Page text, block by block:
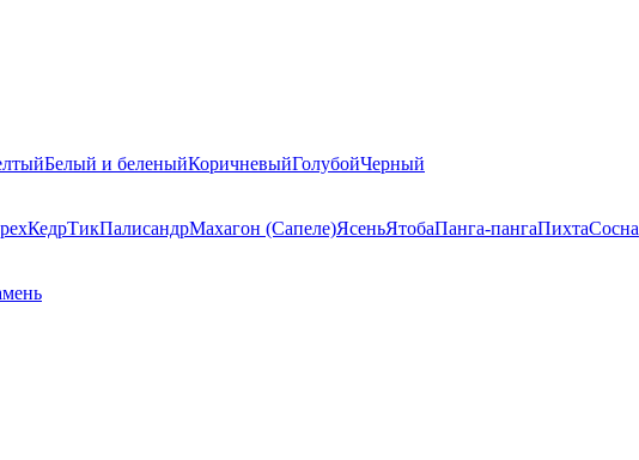
Белый и беленыйКоричневыйГолубойЧерный
КедрТикПалисандрМахагон (Сапеле)ЯсеньЯтобаПанга-пангаПихтаСосна